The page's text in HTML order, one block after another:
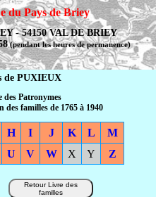
du Pays de Briey
- 54150 VAL DE BRIEY
(pendant les heures de permanence)
de PUXIEUX
des Patronymes
familles de 1765 à 1940
H I J K L
M
U V W X Y Z
Retour Livre des
familles